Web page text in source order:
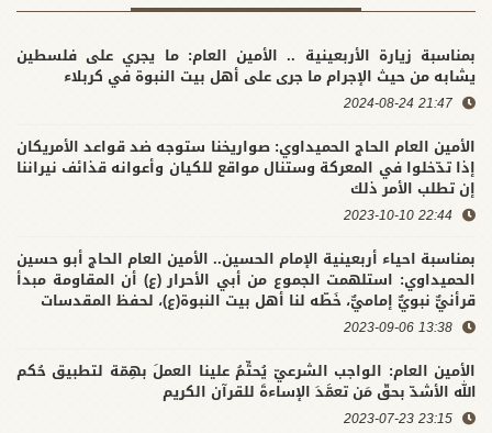
بمناسبة زيارة الأربعينية .. الأمين العام: ما يجري على فلسطين
يشابه من حيث الإجرام ما جرى على أهل بيت النبوة في كربلاء
21:47 2024-08-24
الأمين العام الحاج الحميداوي: صواريخنا ستوجه ضد قواعد الأمريكان
إذا تدّخلوا في المعركة وستنال مواقع للكيان وأعوانه قذائف نيراننا
إن تطلب الأمر ذلك
22:44 2023-10-10
بمناسبة احياء أربعينية الإمام الحسين.. الأمين العام الحاج أبو حسين
الحميداوي: استلهمت الجموع من أبي الأحرار (ع) أن المقاومة مبدأ
قرأنيٌّ نبويٌّ إماميٌّ، خَطّه لنا أهل بيت النبوة(ع)، لحفظ المقدسات
13:38 2023-09-06
الأمين العام: الواجب الشرعيّ يُحتِّمُ علينا العملَ بهِمّة لتطبيق حُكم
الله الأشدّ بحقّ مَن تعمَّدَ الإساءةَ للقرآن الكريم
23:15 2023-07-23